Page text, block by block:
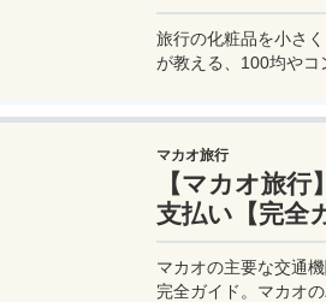
旅行の化粧品を小さ
が教える、100均やコ
マカオ旅行
【マカオ旅
支払い【完全
マカオの主要な交通
完全ガイド。マカオ